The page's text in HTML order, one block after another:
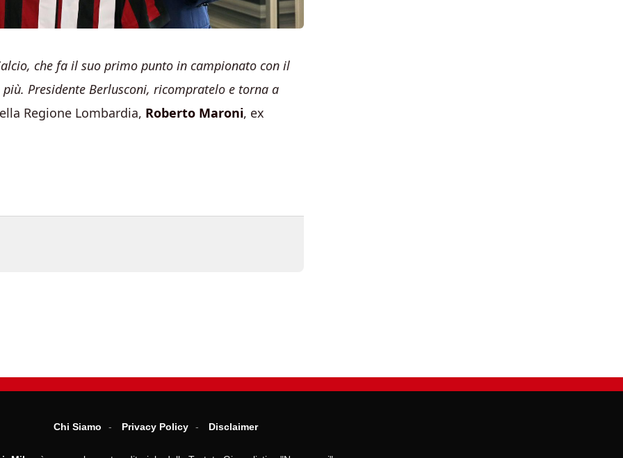
che fa il suo primo punto in campionato con il
Presidente Berlusconi, ricompratelo e torna a
Regione Lombardia, Roberto Maroni, ex
Chi Siamo Privacy Policy Disclaimer